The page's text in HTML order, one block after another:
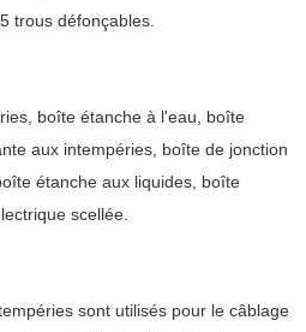
trous défonçables.
boîte étanche à l'eau, boîte
aux intempéries, boîte de jonction
étanche aux liquides, boîte
scellée.
sont utilisés pour le câblage